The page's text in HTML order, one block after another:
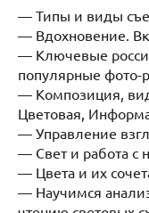
— Типы и виды
— Вдохновение.
— Ключевые
популярные фото-
— Композиция,
Цветовая,
— Управление
— Свет и работа с
— Цвета и их
— Научимся